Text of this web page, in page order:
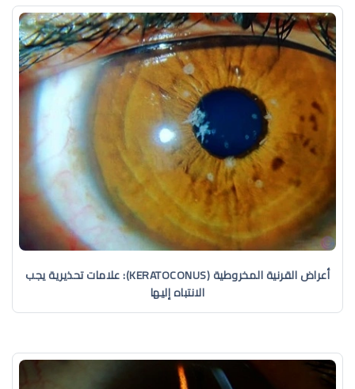
أعراض القرنية المخروطية (KERATOCONUS): علامات تحذيرية يجب
الانتباه إليها